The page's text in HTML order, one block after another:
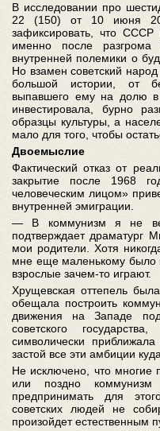
В исследовании про
22 (150) от 10 июня
зафиксировать, что СССР
именно после
внутренней полемики о
Но взамен советский
большой истории, от
выпавшего ему на долю
инвестировала, бурно
образцы культуры, а
мало для того, чтобы
Двоемыслие
Фактический отказ от
закрытие после 1968
человеческим лицом»
внутренней эмиграции.
— В коммунизм я не
подтверждает драматург
мои родители. Хотя
мне еще маленькому было
взрослые зачем-то играют.
Хрущевская оттепель
обещала построить
движения на Западе
советского
символически
застой все эти амбиции
Не исключено, что многие
или поздно
предпринимать для
советских людей не
произойдет естественным